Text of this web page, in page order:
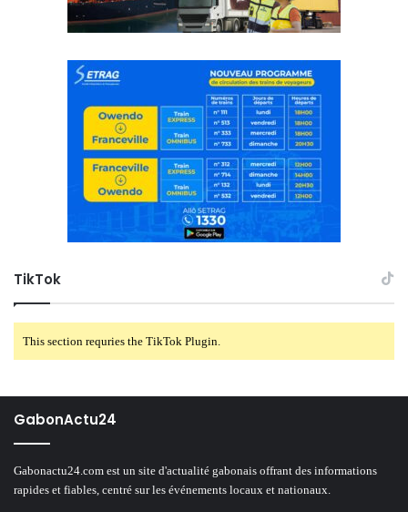
TikTok
This section requries the TikTok Plugin.
GabonActu24
Gabonactu24.com est un site d'actualité gabonais offrant des informations
rapides et fiables, centré sur les événements locaux et nationaux.